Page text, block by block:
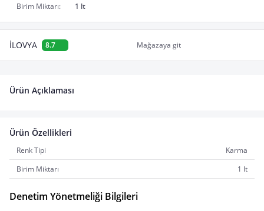
Birim Miktarı:
1 lt
İLOVYA 8.7 Mağazaya git
Ürün Açıklaması
Ürün Özellikleri
Renk Tipi
Karma
Birim Miktarı
1 lt
Denetim Yönetmeliği Bilgileri